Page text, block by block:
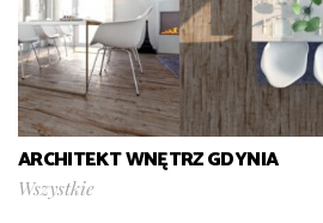
ARCHITEKT WNĘTRZ GDYNIA
Wszystkie